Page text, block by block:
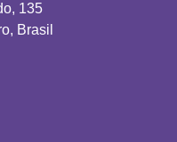
135
Brasil